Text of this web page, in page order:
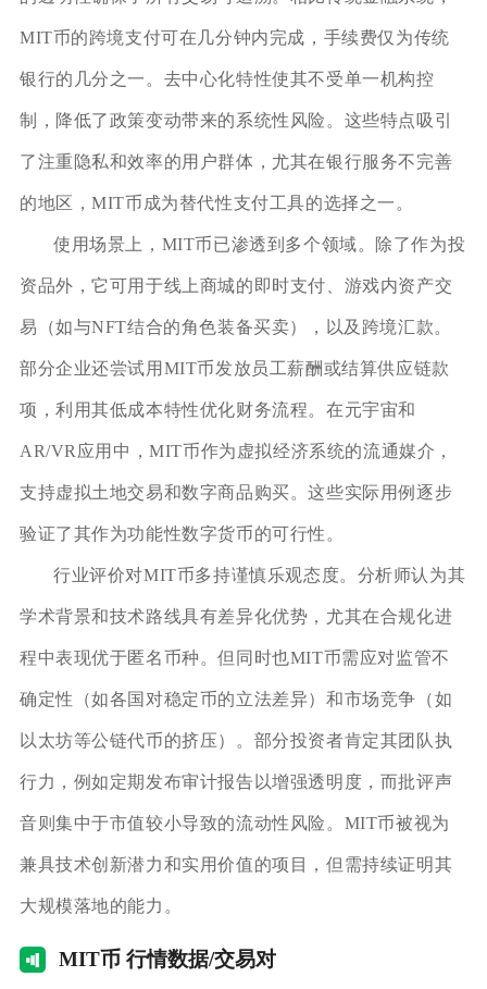
MIT币的跨境支付可在几分钟内完成，手续费仅为传统
银行的几分之一。去中心化特性使其不受单一机构控
制，降低了政策变动带来的系统性风险。这些特点吸引
了注重隐私和效率的用户群体，尤其在银行服务不完善
的地区，MIT币成为替代性支付工具的选择之一。
使用场景上，MIT币已渗透到多个领域。除了作为投
资品外，它可用于线上商城的即时支付、游戏内资产交
易（如与NFT结合的角色装备买卖），以及跨境汇款。
部分企业还尝试用MIT币发放员工薪酬或结算供应链款
项，利用其低成本特性优化财务流程。在元宇宙和
AR/VR应用中，MIT币作为虚拟经济系统的流通媒介，
支持虚拟土地交易和数字商品购买。这些实际用例逐步
验证了其作为功能性数字货币的可行性。
行业评价对MIT币多持谨慎乐观态度。分析师认为其
学术背景和技术路线具有差异化优势，尤其在合规化进
程中表现优于匿名币种。但同时也MIT币需应对监管不
确定性（如各国对稳定币的立法差异）和市场竞争（如
以太坊等公链代币的挤压）。部分投资者肯定其团队执
行力，例如定期发布审计报告以增强透明度，而批评声
音则集中于市值较小导致的流动性风险。MIT币被视为
兼具技术创新潜力和实用价值的项目，但需持续证明其
大规模落地的能力。
MIT币 行情数据/交易对